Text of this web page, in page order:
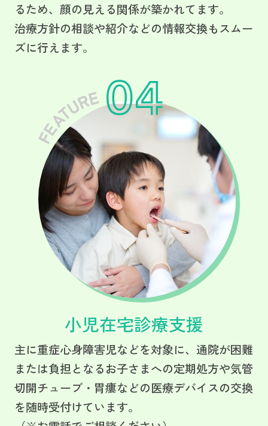
るため、顔の見える関係が築かれてます。
治療方針の相談や紹介などの情報交換もスムー
ズに行えます。
小児在宅診療支援
主に重症心身障害児などを対象に、通院が困難
または負担となるお子さまへの定期処方や気管
切開チューブ・胃瘻などの医療デバイスの交換
を随時受付けています。